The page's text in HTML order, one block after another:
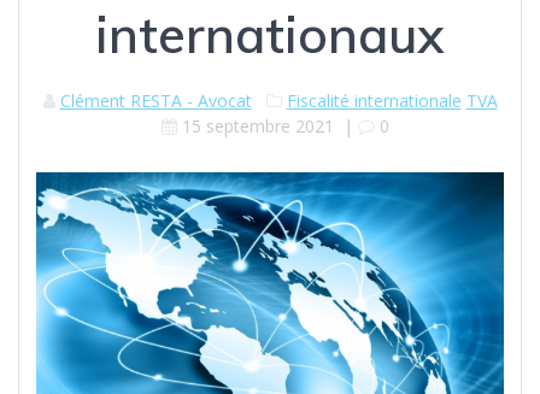
internationaux
Clément RESTA - Avocat Fiscalité internationale TVA
15 septembre 2021
| 0